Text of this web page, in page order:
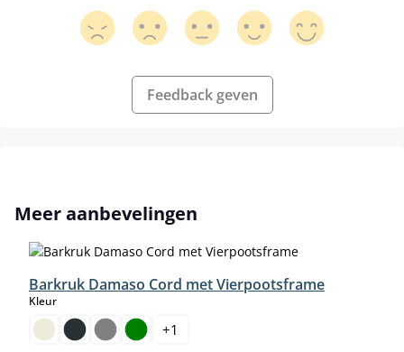
Feedback geven
Productgalerij overslaan
Meer aanbevelingen
Barkruk Damaso Cord met Vierpootsframe
Kleurselect
+1